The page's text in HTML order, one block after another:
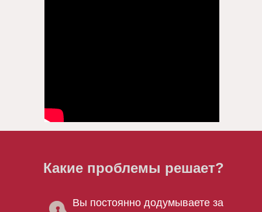
Какие проблемы решает?
Вы постоянно додумываете за